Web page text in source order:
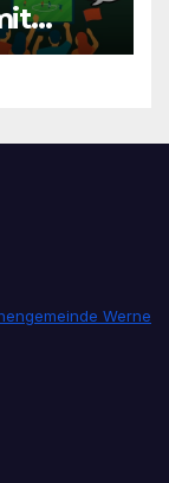
Werne